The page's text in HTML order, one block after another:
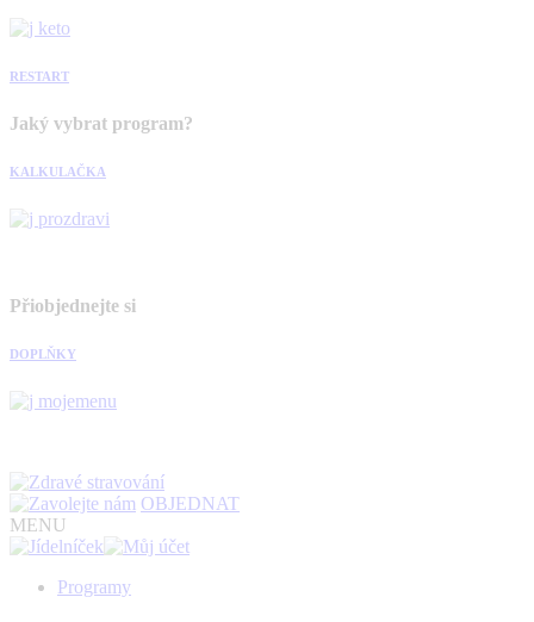
RESTART
Jaký vybrat program?
KALKULAČKA
Přiobjednejte si
DOPLŇKY
OBJEDNAT
MENU
Programy